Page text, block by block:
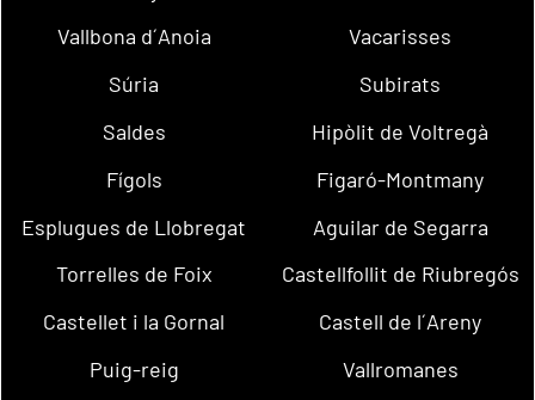
Vallbona d´Anoia
Vacarisses
Súria
Subirats
Saldes
Hipòlit de Voltregà
Fígols
Figaró-Montmany
Esplugues de Llobregat
Aguilar de Segarra
Torrelles de Foix
Castellfollit de Riubregós
Castellet i la Gornal
Castell de l´Areny
Puig-reig
Vallromanes